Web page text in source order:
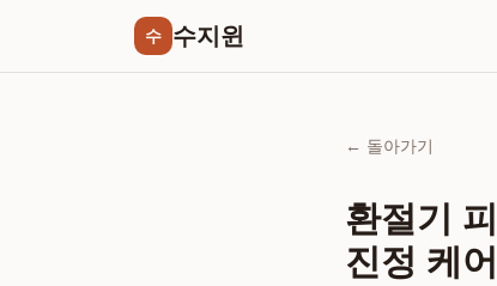
수 수지윈
← 돌아가기
환절기
진정 케어